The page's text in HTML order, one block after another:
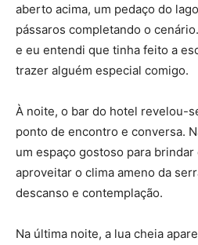
aberto acima, um pedaço do
pássaros completando o
e eu entendi que tinha feito a
trazer alguém especial comigo.
À noite, o bar do hotel revelou-
ponto de encontro e conversa.
um espaço gostoso para
aproveitar o clima ameno da
descanso e contemplação.
Na última noite, a lua cheia